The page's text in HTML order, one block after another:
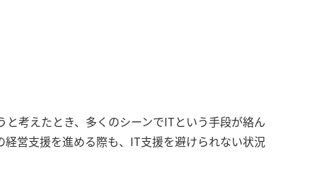
考えたとき、多くのシーンでITという手段が絡ん
営支援を進める際も、IT支援を避けられない状況